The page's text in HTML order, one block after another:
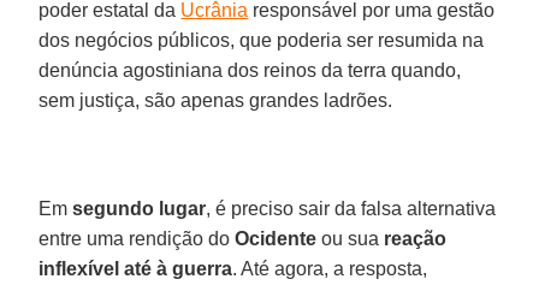
poder estatal da Ucrânia responsável por uma gestão
dos negócios públicos, que poderia ser resumida na
denúncia agostiniana dos reinos da terra quando,
sem justiça, são apenas grandes ladrões.
Emsegundo lugar, é preciso sair da falsa alternativa
entre uma rendição doOcidente ou sua reação
inflexível até à guerra. Até agora, a resposta,